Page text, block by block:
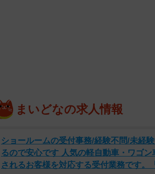
まいどなの求人情報
ショールームの受付事務/経験不問/未経
るので安心です 人気の軽自動車・ワゴ
されるお客様を対応する受付業務です。